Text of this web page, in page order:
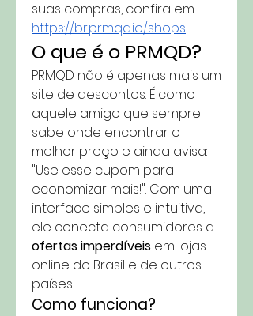
https://br.prmqd.io/shops
O que é o PRMQD?
PRMQD não é apenas mais um
site de descontos. É como
aquele amigo que sempre
sabe onde encontrar o
melhor preço e ainda avisa:
"Use esse cupom para
economizar mais!". Com uma
interface simples e intuitiva,
ofertas imperdíveis em lojas
online do Brasil e de outros
países.
Como funciona?